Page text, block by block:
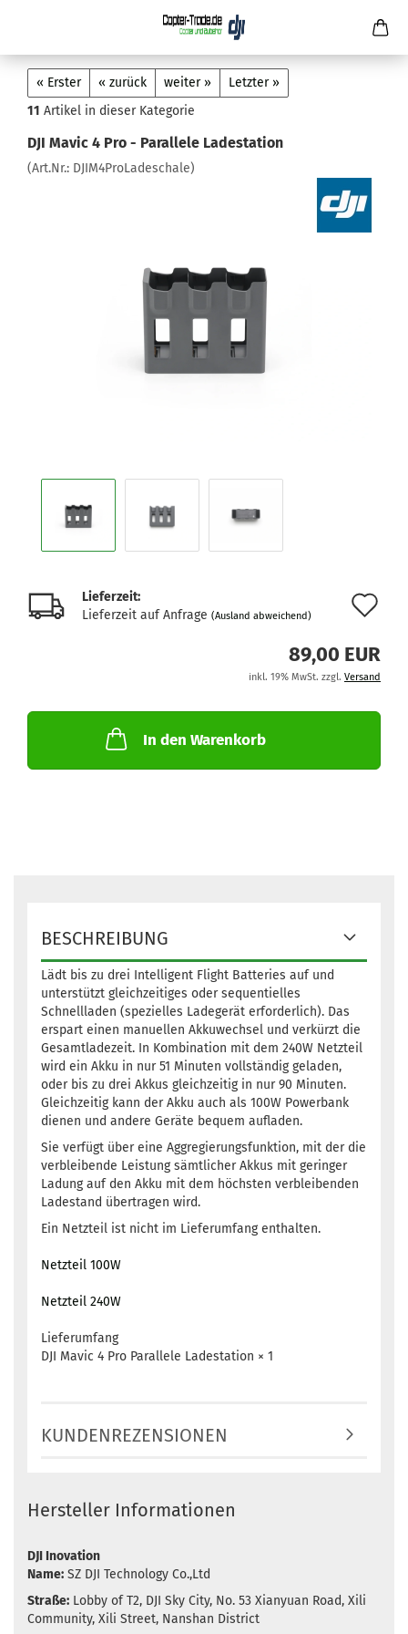
« Erster « zurück weiter »
Letzter »
11 Artikel in dieser Kategorie
DJI Mavic 4 Pro - Parallele Ladestation
(Art.Nr.: DJIM4ProLadeschale)
Lieferzeit:
Lieferzeit auf Anfrage (Ausland abweichend)
89,00 EUR
inkl. 19% MwSt. zzgl. Versand
In den Warenkorb
BESCHREIBUNG
Lädt bis zu drei Intelligent Flight Batteries auf und
unterstützt gleichzeitiges oder sequentielles
Schnellladen (spezielles Ladegerät erforderlich). Das
erspart einen manuellen Akkuwechsel und verkürzt die
Gesamtladezeit. In Kombination mit dem 240W Netzteil
wird ein Akku in nur 51 Minuten vollständig geladen,
oder bis zu drei Akkus gleichzeitig in nur 90 Minuten.
Gleichzeitig kann der Akku auch als 100W Powerbank
dienen und andere Geräte bequem aufladen.
Sie verfügt über eine Aggregierungsfunktion, mit der die
verbleibende Leistung sämtlicher Akkus mit geringer
Ladung auf den Akku mit dem höchsten verbleibenden
Ladestand übertragen wird.
Ein Netzteil ist nicht im Lieferumfang enthalten.
Netzteil 100W
Netzteil 240W
Lieferumfang
DJI Mavic 4 Pro Parallele Ladestation × 1
KUNDENREZENSIONEN
Hersteller Informationen
DJI Inovation
Name: SZ DJI Technology Co.,Ltd
Straße: Lobby of T2, DJI Sky City, No. 53 Xianyuan Road, Xili
Community, Xili Street, Nanshan District